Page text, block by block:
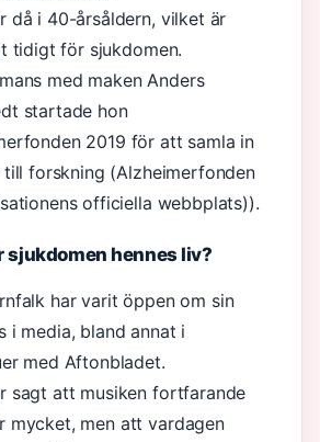
då i 40-årsåldern, vilket är
tidigt för sjukdomen.
med maken Anders
startade hon
2019 för att samla in
till forskning (Alzheimerfonden
officiella webbplats)).
sjukdomen hennes liv?
har varit öppen om sin
i media, bland annat i
med Aftonbladet.
sagt att musiken fortfarande
mycket, men att vardagen